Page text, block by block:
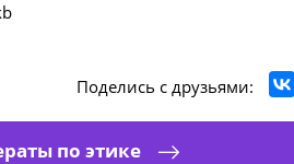
Поделись с друзьями:
по этике